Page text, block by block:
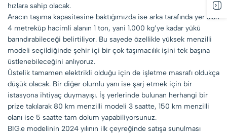
hızlara sahip olacak.
Aracın taşıma kapasitesine baktığımızda ise arka tarafında yer alan
4 metreküp hacimli alanın 1 ton, yani 1.000 kg’ye kadar yükü
barındırabileceği belirtiliyor. Bu sayede özellikle yüksek menzilli
modeli seçildiğinde şehir içi bir çok taşımacılık işini tek başına
üstlenebileceğini anlıyoruz.
Üstelik tamamen elektrikli olduğu için de işletme masrafı oldukça
düşük olacak. Bir diğer olumlu yanı ise şarj etmek için bir
istasyona ihtiyaç duymayışı. İş yerlerinde bulunan herhangi bir
prize takılarak 80 km menzilli modeli 3 saatte, 150 km menzilli
olanı ise 5 saatte tam dolum yapabiliyorsunuz.
BIG.e modelinin 2024 yılının ilk çeyreğinde satışa sunulması